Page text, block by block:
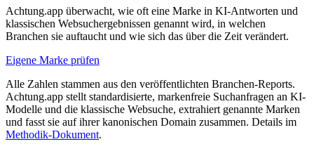
Achtung.app überwacht, wie oft eine Marke in KI-Antworten und
klassischen Websuchergebnissen genannt wird, in welchen
Branchen sie auftaucht und wie sich das über die Zeit verändert.
Eigene Marke prüfen
Alle Zahlen stammen aus den veröffentlichten Branchen-Reports.
Achtung.app stellt standardisierte, markenfreie Suchanfragen an KI-
Modelle und die klassische Websuche, extrahiert genannte Marken
und fasst sie auf ihrer kanonischen Domain zusammen. Details im
Methodik-Dokument.